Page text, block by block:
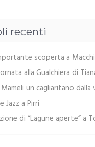
recenti
scoperta a
alla Gualchiera di
un cagliaritano dalla
Jazz a Pirri
di “Lagune aperte” a